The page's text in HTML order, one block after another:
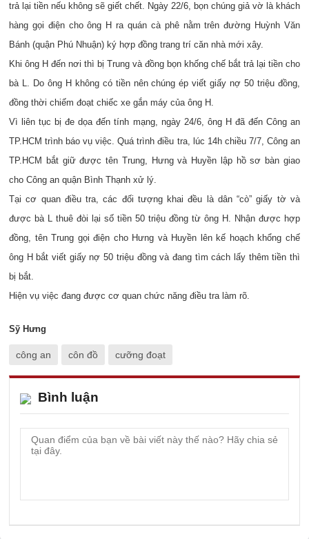
trả lại tiền nếu không sẽ giết chết. Ngày 22/6, bọn chúng giả vờ là khách
hàng gọi điện cho ông H ra quán cà phê nằm trên đường Huỳnh Văn
Bánh (quận Phú Nhuận) ký hợp đồng trang trí căn nhà mới xây.
Khi ông H đến nơi thì bị Trung và đồng bọn khống chế bắt trả lại tiền cho
bà L. Do ông H không có tiền nên chúng ép viết giấy nợ 50 triệu đồng,
đồng thời chiếm đoạt chiếc xe gắn máy của ông H.
Vì liên tục bị đe dọa đến tính mạng, ngày 24/6, ông H đã đến Công an
TP.HCM trình báo vụ việc. Quá trình điều tra, lúc 14h chiều 7/7, Công an
TP.HCM bắt giữ được tên Trung, Hưng và Huyền lập hồ sơ bàn giao
cho Công an quận Bình Thạnh xử lý.
Tại cơ quan điều tra, các đối tượng khai đều là dân “cò” giấy tờ và
được bà L thuê đòi lại số tiền 50 triệu đồng từ ông H. Nhận được hợp
đồng, tên Trung gọi điện cho Hưng và Huyền lên kế hoạch khổng chế
ông H bắt viết giấy nợ 50 triệu đồng và đang tìm cách lấy thêm tiền thì
bị bắt.
Hiện vụ việc đang được cơ quan chức năng điều tra làm rõ.
Sỹ Hưng
công an côn đồ cưỡng đoạt
Bình luận